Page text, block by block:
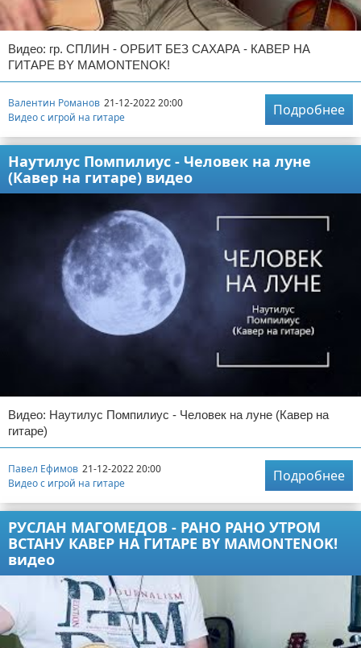
Видео: гр. СПЛИН - ОРБИТ БЕЗ САХАРА - КАВЕР НА
ГИТАРЕ BY MAMONTENOK!
Валентин Романов 21-12-2022 20:00
Видео с игрой на гитаре
Подробнее
Наутилус Помпилиус - Человек на луне
(Кавер на гитаре) видео
Видео: Наутилус Помпилиус - Человек на луне (Кавер на
гитаре)
Павел Ефимов 21-12-2022 20:00
Видео с игрой на гитаре
Подробнее
РУСЛАН МАГОМЕДОВ - РАНО РАНО УТРОМ
ВСТАНУ КАВЕР НА ГИТАРЕ BY MAMONTENOK!
видео